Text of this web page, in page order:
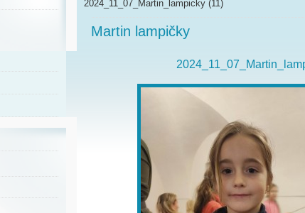
2024_11_07_Martin_lampicky (11)
Martin lampičky